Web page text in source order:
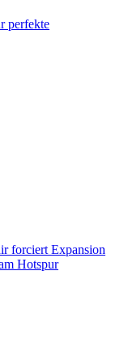
perfekte
forciert Expansion
Hotspur